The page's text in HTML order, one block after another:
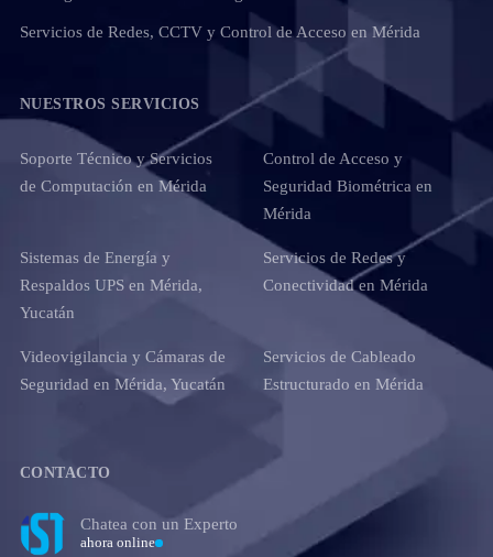
Servicios de Redes, CCTV y Control de Acceso en Mérida
NUESTROS SERVICIOS
Soporte Técnico y Servicios
de Computación en Mérida
Control de Acceso y
Seguridad Biométrica en
Mérida
Sistemas de Energía y
Respaldos UPS en Mérida,
Yucatán
Servicios de Redes y
Conectividad en Mérida
Videovigilancia y Cámaras de
Seguridad en Mérida, Yucatán
Servicios de Cableado
Estructurado en Mérida
CONTACTO
Chatea con un Experto
ahora online